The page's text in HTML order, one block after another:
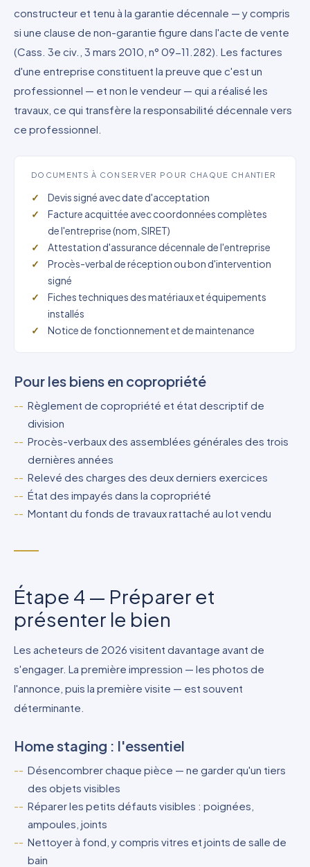
constructeur et tenu à la garantie décennale — y compris
si une clause de non-garantie figure dans l'acte de vente
(Cass. 3e civ., 3 mars 2010, n° 09-11.282). Les factures
d'une entreprise constituent la preuve que c'est un
professionnel — et non le vendeur — qui a réalisé les
travaux, ce qui transfère la responsabilité décennale vers
ce professionnel.
DOCUMENTS À CONSERVER POUR CHAQUE CHANTIER
Devis signé avec date d'acceptation
Facture acquittée avec coordonnées complètes
de l'entreprise (nom, SIRET)
Attestation d'assurance décennale de l'entreprise
Procès-verbal de réception ou bon d'intervention
signé
Fiches techniques des matériaux et équipements
installés
Notice de fonctionnement et de maintenance
Pour les biens en copropriété
Règlement de copropriété et état descriptif de
division
Procès-verbaux des assemblées générales des trois
dernières années
Relevé des charges des deux derniers exercices
État des impayés dans la copropriété
Montant du fonds de travaux rattaché au lot vendu
Étape 4 — Préparer et
présenter le bien
Les acheteurs de 2026 visitent davantage avant de
s'engager. La première impression — les photos de
l'annonce, puis la première visite — est souvent
déterminante.
Home staging : l'essentiel
Désencombrer chaque pièce — ne garder qu'un tiers
des objets visibles
Réparer les petits défauts visibles : poignées,
ampoules, joints
Nettoyer à fond, y compris vitres et joints de salle de
bain